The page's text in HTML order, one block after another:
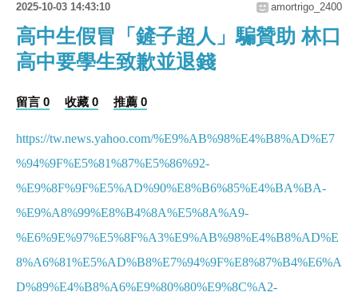
2025-10-03 14:43:10 amortrigo_2400
高中生假冒「鏟子超人」騙贊助 林口
高中要學生致歉並退錢
留言 0 收藏 0 推薦 0
https://tw.news.yahoo.com/%E9%AB%98%E4%B8%AD%E7
%94%9F%E5%81%87%E5%86%92-
%E9%8F%9F%E5%AD%90%E8%B6%85%E4%BA%BA-
%E9%A8%99%E8%B4%8A%E5%8A%A9-
%E6%9E%97%E5%8F%A3%E9%AB%98%E4%B8%AD%E
8%A6%81%E5%AD%B8%E7%94%9F%E8%87%B4%E6%A
D%89%E4%B8%A6%E9%80%80%E9%8C%A2-